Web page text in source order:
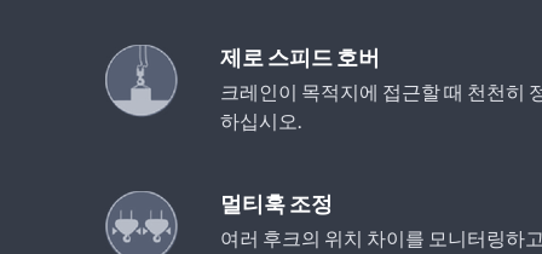
제로 스피드 호버
크레인이 목적지에 접근할 때 천천히
하십시오.
멀티훅 조정
여러 후크의 위치 차이를 모니터링하